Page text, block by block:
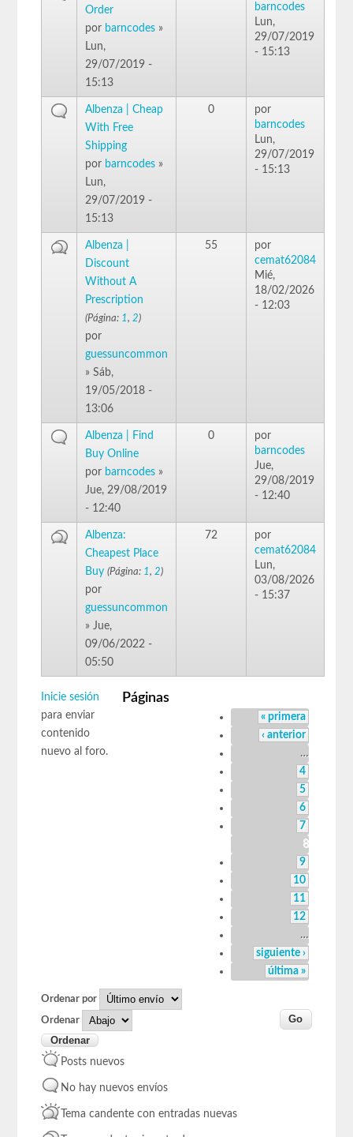
Order
por barncodes »
Lun,
29/07/2019 -
15:13
barncodes
Lun,
29/07/2019
- 15:13
Albenza | Cheap
With Free
Shipping
por barncodes »
Lun,
29/07/2019 -
15:13
0
por
barncodes
Lun,
29/07/2019
- 15:13
Albenza |
Discount
Without A
Prescription
(Página: 1, 2)
por
guessuncommon
» Sáb,
19/05/2018 -
13:06
55
por
cemat62084
Mié,
18/02/2026
- 12:03
Albenza | Find
Buy Online
por barncodes »
Jue, 29/08/2019
- 12:40
0
por
barncodes
Jue,
29/08/2019
- 12:40
Albenza:
Cheapest Place
Buy (Página: 1, 2)
por
guessuncommon
» Jue,
09/06/2022 -
05:50
72
por
cemat62084
Lun,
03/08/2026
- 15:37
Inicie sesión
para enviar
contenido
nuevo al foro.
Páginas
« primera
‹ anterior
…
4
5
6
7
8
9
10
11
12
…
siguiente ›
última »
Ordenar por
Ordenar
Posts nuevos
No hay nuevos envíos
Tema candente con entradas nuevas